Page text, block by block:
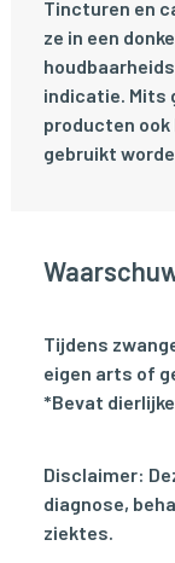
Tincturen en
ze in een
indicatie. Mits
producten ook
gebruikt
Tijdens
eigen arts of
*Bevat
Disclaimer:
diagnose,
ziektes.